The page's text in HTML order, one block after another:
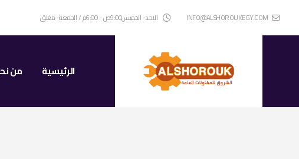
INFO@ALSHOROUKEGY.COM الاحد- الخميس9:00ص - 6:00م / الجمعة- مغلق
الرئيسية من